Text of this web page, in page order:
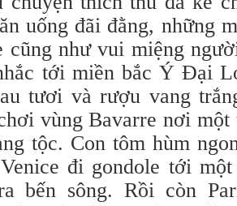
uống đãi đằng, những
cũng như vui miệng
tới miền bắc Ý Đại
tươi và rượu vang
vùng Bavarre nơi
tộc. Con tôm hùm
đi gondole tới
bến sông. Rồi còn